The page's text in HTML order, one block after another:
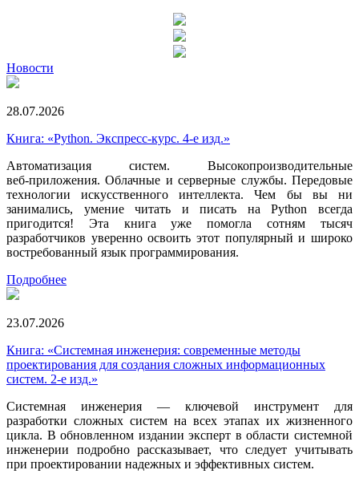
Новости
28.07.2026
Книга: «Python. Экспресс‑курс. 4-е изд.»
Автоматизация систем. Высокопроизводительные
веб‑приложения. Облачные и серверные службы. Передовые
технологии искусственного интеллекта. Чем бы вы ни
занимались, умение читать и писать на Python всегда
пригодится! Эта книга уже помогла сотням тысяч
разработчиков уверенно освоить этот популярный и широко
востребованный язык программирования.
Подробнее
23.07.2026
Книга: «Системная инженерия: современные методы
проектирования для создания сложных информационных
систем. 2-е изд.»
Системная инженерия — ключевой инструмент для
разработки сложных систем на всех этапах их жизненного
цикла. В обновленном издании эксперт в области системной
инженерии подробно рассказывает, что следует учитывать
при проектировании надежных и эффективных систем.